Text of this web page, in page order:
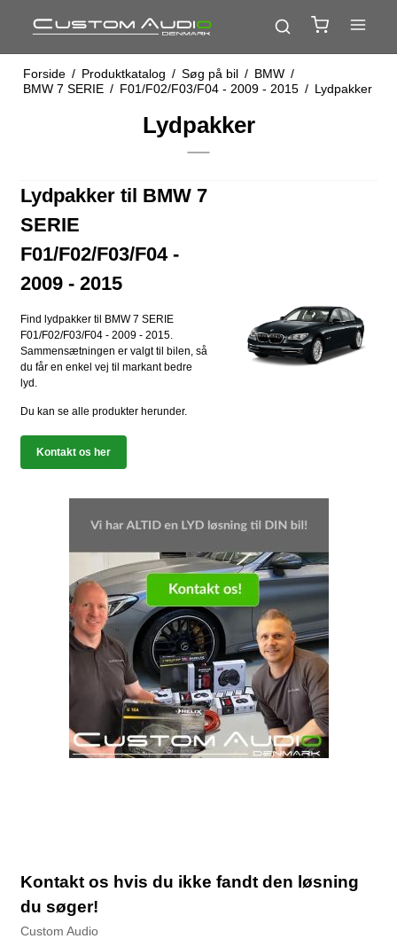
Forside / Produktkatalog / Søg på bil / BMW /
BMW 7 SERIE / F01/F02/F03/F04 - 2009 - 2015 / Lydpakker
Lydpakker
Lydpakker til BMW 7
SERIE
F01/F02/F03/F04 -
2009 - 2015
Find lydpakker til BMW 7 SERIE
F01/F02/F03/F04 - 2009 - 2015.
Sammensætningen er valgt til bilen, så
du får en enkel vej til markant bedre
lyd.
Du kan se alle produkter herunder.
Kontakt os her
Kontakt os hvis du ikke fandt den løsning
du søger!
Custom Audio